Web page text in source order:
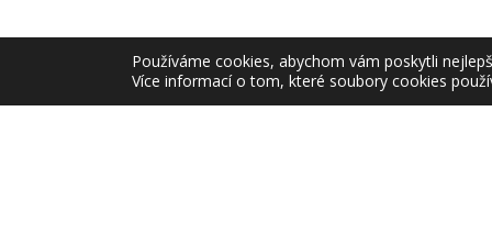
16/01/09
Používáme cookies, abychom vám poskytli
Více informací o tom, které soubory cookies